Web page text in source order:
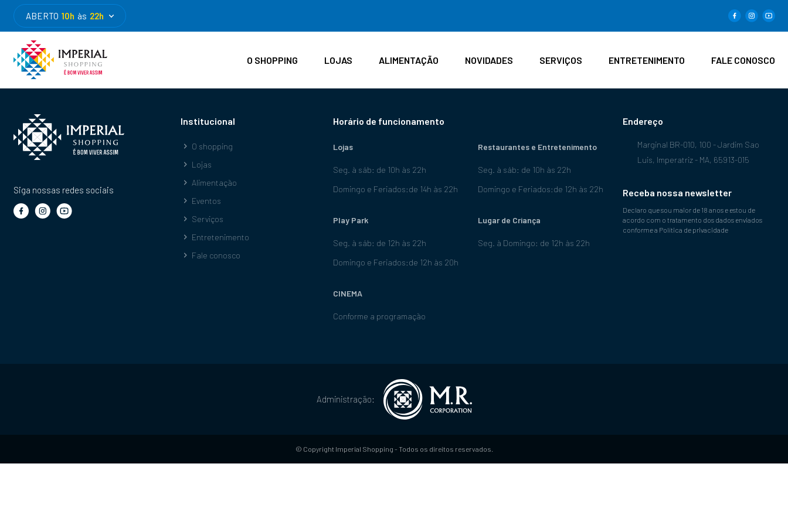
ABERTO 10h às 22h
O SHOPPING LOJAS ALIMENTAÇÃO NOVIDADES SERVIÇOS ENTRETENIMENTO FALE CONOSCO
Siga nossas redes sociais
Institucional
O shopping
Lojas
Alimentação
Eventos
Serviços
Entretenimento
Fale conosco
Horário de funcionamento
Lojas
Seg. à sáb: de 10h às 22h
Domingo e Feriados:de 14h às 22h
Restaurantes e Entretenimento
Seg. à sáb: de 10h às 22h
Domingo e Feriados:de 12h às 22h
Play Park
Seg. à sáb: de 12h às 22h
Domingo e Feriados:de 12h às 20h
Lugar de Criança
Seg. à Domingo: de 12h às 22h
CINEMA
Conforme a programação
Endereço
Marginal BR-010, 100 - Jardim Sao
Luis, Imperatriz - MA, 65913-015
Receba nossa newsletter
Declaro que sou maior de 18 anos e estou de
acordo com o tratamento dos dados enviados
conforme a Política de privacidade
Administração:
© Copyright Imperial Shopping - Todos os direitos reservados.